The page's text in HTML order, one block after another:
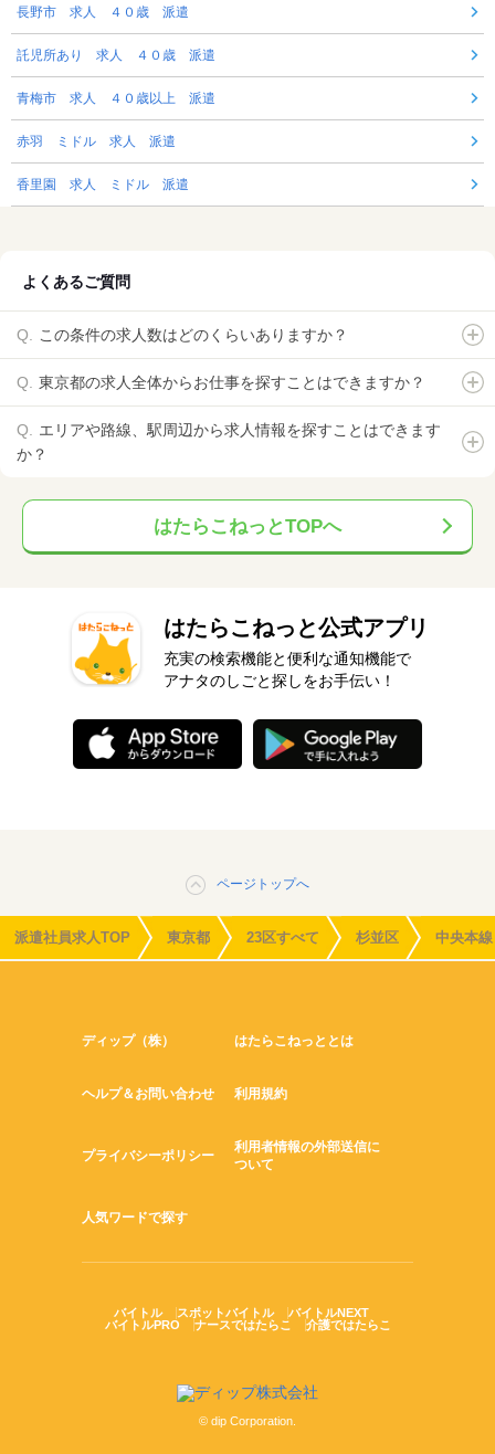
長野市 求人 ４０歳 派遣
託児所あり 求人 ４０歳 派遣
青梅市 求人 ４０歳以上 派遣
赤羽 ミドル 求人 派遣
香里園 求人 ミドル 派遣
よくあるご質問
この条件の求人数はどのくらいありますか？
東京都の求人全体からお仕事を探すことはできますか？
エリアや路線、駅周辺から求人情報を探すことはできます
か？
はたらこねっとTOPへ
はたらこねっと公式アプリ
充実の検索機能と便利な通知機能で
アナタのしごと探しをお手伝い！
ページトップへ
派遣社員求人TOP 東京都 23区すべて 杉並区 中央本線
ディップ（株） はたらこねっととは
ヘルプ＆お問い合わせ 利用規約
プライバシーポリシー
利用者情報の外部送信に
ついて
人気ワードで探す
バイトル スポットバイトル
バイトルNEXT
バイトルPRO
ナースではたらこ 介護ではたらこ
© dip Corporation.